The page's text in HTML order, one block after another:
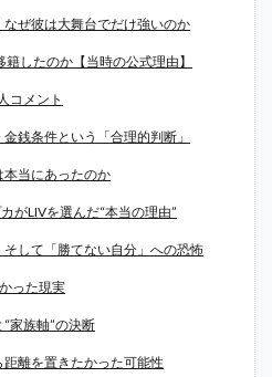
ぜ彼は大舞台でだけ強いのか
したのか【当時の公式理由】
コメント
銭条件という「合理的判断」
本当にあったのか
がLIVを選んだ“本当の理由”
して「勝てない自分」への恐怖
った現実
家族軸”の決断
離を置きたかった可能性